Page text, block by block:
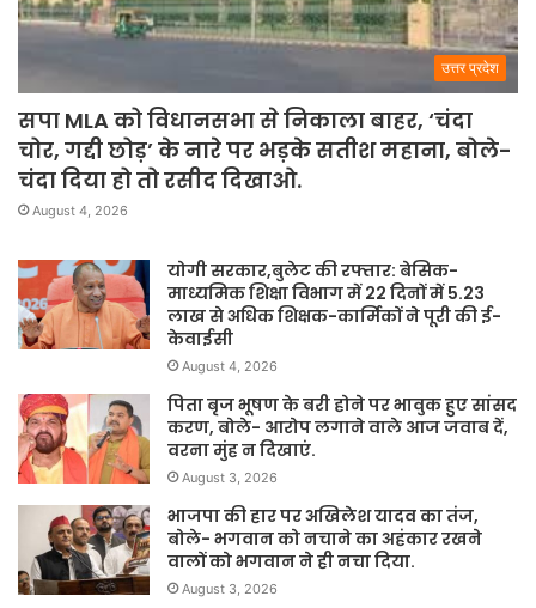
उत्तर प्रदेश
सपा MLA को विधानसभा से निकाला बाहर, ‘चंदा
चोर, गद्दी छोड़’ के नारे पर भड़के सतीश महाना, बोले-
चंदा दिया हो तो रसीद दिखाओ.
August 4, 2026
योगी सरकार,बुलेट की रफ्तार: बेसिक-
माध्यमिक शिक्षा विभाग में 22 दिनों में 5.23
लाख से अधिक शिक्षक-कार्मिकों ने पूरी की ई-
केवाईसी
August 4, 2026
पिता बृज भूषण के बरी होने पर भावुक हुए सांसद
करण, बोले- आरोप लगाने वाले आज जवाब दें,
वरना मुंह न दिखाएं.
August 3, 2026
भाजपा की हार पर अखिलेश यादव का तंज,
बोले- भगवान को नचाने का अहंकार रखने
वालों को भगवान ने ही नचा दिया.
August 3, 2026